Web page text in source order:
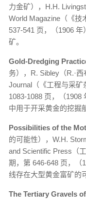
力金矿），H.H.
World Magazine（《技
537-541 页，（1906
矿。
Gold-Dredging
务），R. Sibley（R.·
Journal（《工程与采
1083-1088 页，（
中用于开采黄金的挖掘
Possibilities of the
的可能性），W.H.
and Scientific Press（
期，第 646-648 页，（
线存在大型黄金富矿的
The Tertiary Gravels